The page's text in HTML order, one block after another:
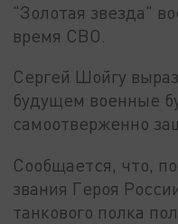
"Золотая звезда"
время СВО.
Сергей Шойгу
будущем военные
самоотверженно
Сообщается, что,
звания Героя
танкового полка